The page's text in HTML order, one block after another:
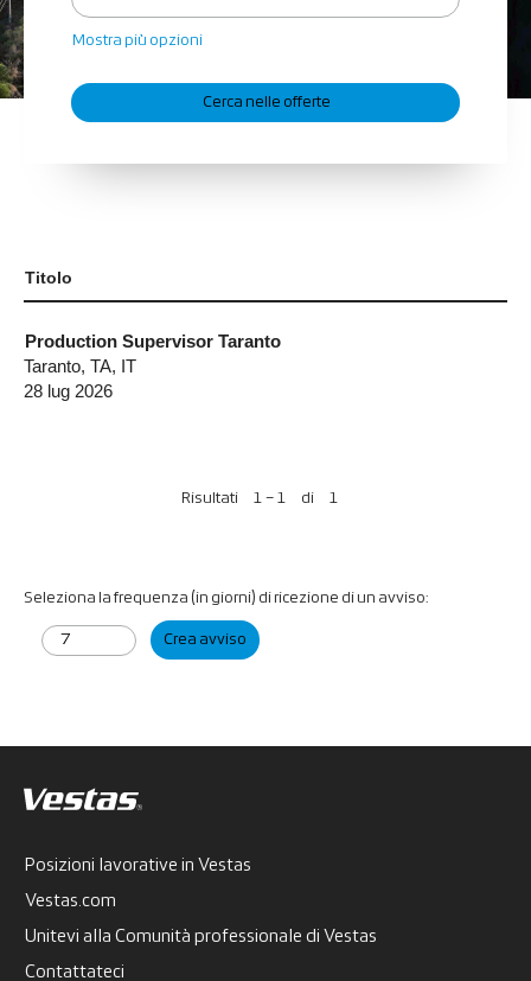
Mostra più opzioni
Titolo
Production Supervisor Taranto
Taranto, TA, IT
28 lug 2026
Risultati 1 – 1 di 1
Seleziona la frequenza (in giorni) di ricezione di un avviso:
Crea avviso
Posizioni lavorative in Vestas
Vestas.com
Unitevi alla Comunità professionale di Vestas
Contattateci